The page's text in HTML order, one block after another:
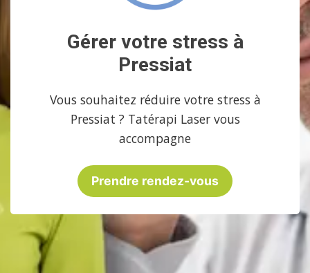
Gérer votre stress à
Pressiat
Vous souhaitez réduire votre stress à
Pressiat ? Tatérapi Laser vous
accompagne
Prendre rendez-vous